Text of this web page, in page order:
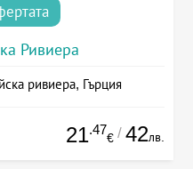
Ривиера
ривиера, Гърция
21.47
€ / 42лв.